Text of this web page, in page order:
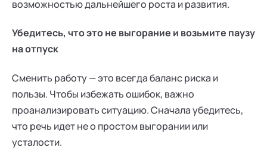
возможностью дальнейшего роста и развития.
Убедитесь, что это не выгорание и возьмите паузу
на отпуск
Сменить работу — это всегда баланс риска и
пользы. Чтобы избежать ошибок, важно
проанализировать ситуацию. Сначала убедитесь,
что речь идет не о простом выгорании или
усталости.